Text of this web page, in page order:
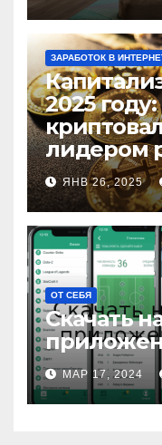
ЗАРАБОТОК В
2025
лидером
ЯНВ 26, 2025
ОТ СЕБЯ
Скачать
МАР 17, 2024